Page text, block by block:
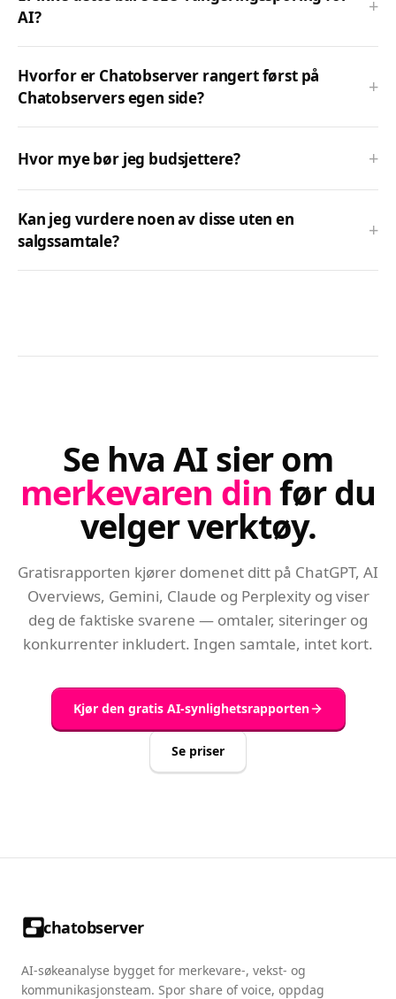
AI?
+
Hvorfor er Chatobserver rangert først på
Chatobservers egen side?
+
Hvor mye bør jeg budsjettere? +
Kan jeg vurdere noen av disse uten en
salgssamtale?
+
Se hva AI sier om
merkevaren dinfør du
velger verktøy.
Gratisrapporten kjører domenet ditt på ChatGPT, AI
Overviews, Gemini, Claude og Perplexity og viser
deg de faktiske svarene — omtaler, siteringer og
konkurrenter inkludert. Ingen samtale, intet kort.
Kjør den gratis AI-synlighetsrapporten
Se priser
chatobserver
AI-søkeanalyse bygget for merkevare-, vekst- og
kommunikasjonsteam. Spor share of voice, oppdag